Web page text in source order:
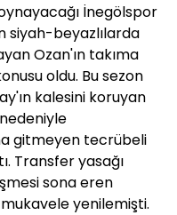
İnegölspor
siyah-beyazlılarda
Ozan'ın takıma
oldu. Bu sezon
kalesini koruyan
gitmeyen tecrübeli
Transfer yasağı
sona eren
mukavele yenilemişti.